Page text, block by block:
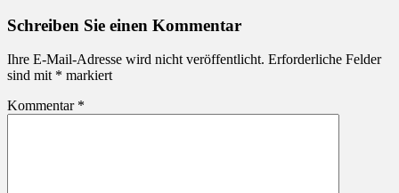
Schreiben Sie einen Kommentar
Ihre E-Mail-Adresse wird nicht veröffentlicht. Erforderliche Felder
sind mit * markiert
Kommentar *